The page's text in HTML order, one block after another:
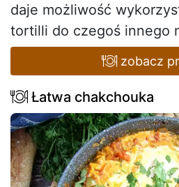
daje możliwość
tortilli do czegoś innego
zobacz
Łatwa chakchouka